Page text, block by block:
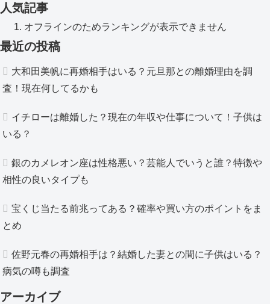
人気記事
オフラインのためランキングが表示できません
最近の投稿
大和田美帆に再婚相手はいる？元旦那との離婚理由を調
査！現在何してるかも
イチローは離婚した？現在の年収や仕事について！子供は
いる？
銀のカメレオン座は性格悪い？芸能人でいうと誰？特徴や
相性の良いタイプも
宝くじ当たる前兆ってある？確率や買い方のポイントをま
とめ
佐野元春の再婚相手は？結婚した妻との間に子供はいる？
病気の噂も調査
アーカイブ